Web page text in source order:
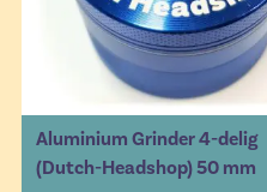
Aluminium Grinder 4-delig
(Dutch-Headshop) 50 mm